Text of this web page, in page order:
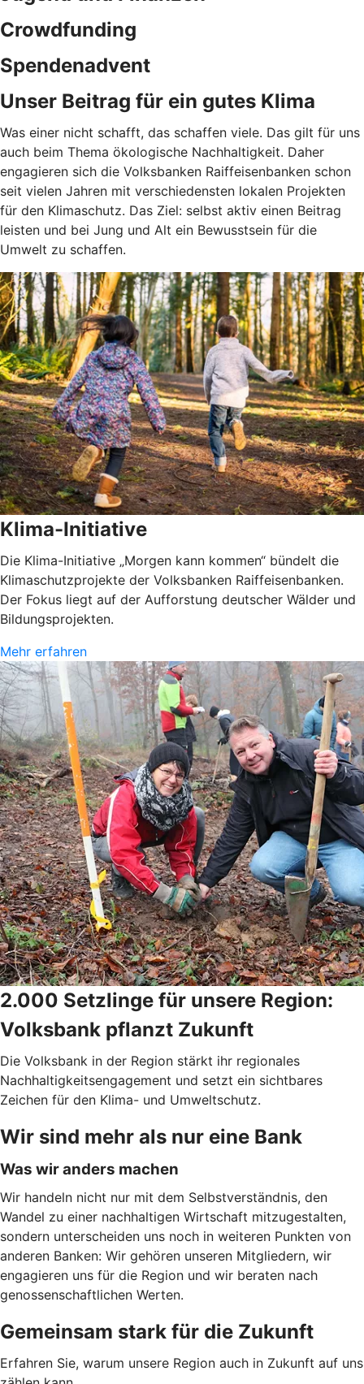
Crowdfunding
Spendenadvent
Unser Beitrag für ein gutes Klima
Was einer nicht schafft, das schaffen viele. Das gilt für uns
auch beim Thema ökologische Nachhaltigkeit. Daher
engagieren sich die Volksbanken Raiffeisenbanken schon
seit vielen Jahren mit verschiedensten lokalen Projekten
für den Klimaschutz. Das Ziel: selbst aktiv einen Beitrag
leisten und bei Jung und Alt ein Bewusstsein für die
Umwelt zu schaffen.
Klima-Initiative
Die Klima-Initiative „Morgen kann kommen“ bündelt die
Klimaschutzprojekte der Volksbanken Raiffeisenbanken.
Der Fokus liegt auf der Aufforstung deutscher Wälder und
Bildungsprojekten.
Mehr erfahren
2.000 Setzlinge für unsere Region:
Volksbank pflanzt Zukunft
Die Volksbank in der Region stärkt ihr regionales
Nachhaltigkeitsengagement und setzt ein sichtbares
Zeichen für den Klima- und Umweltschutz.
Wir sind mehr als nur eine Bank
Was wir anders machen
Wir handeln nicht nur mit dem Selbstverständnis, den
Wandel zu einer nachhaltigen Wirtschaft mitzugestalten,
sondern unterscheiden uns noch in weiteren Punkten von
anderen Banken: Wir gehören unseren Mitgliedern, wir
engagieren uns für die Region und wir beraten nach
genossenschaftlichen Werten.
Gemeinsam stark für die Zukunft
Erfahren Sie, warum unsere Region auch in Zukunft auf uns